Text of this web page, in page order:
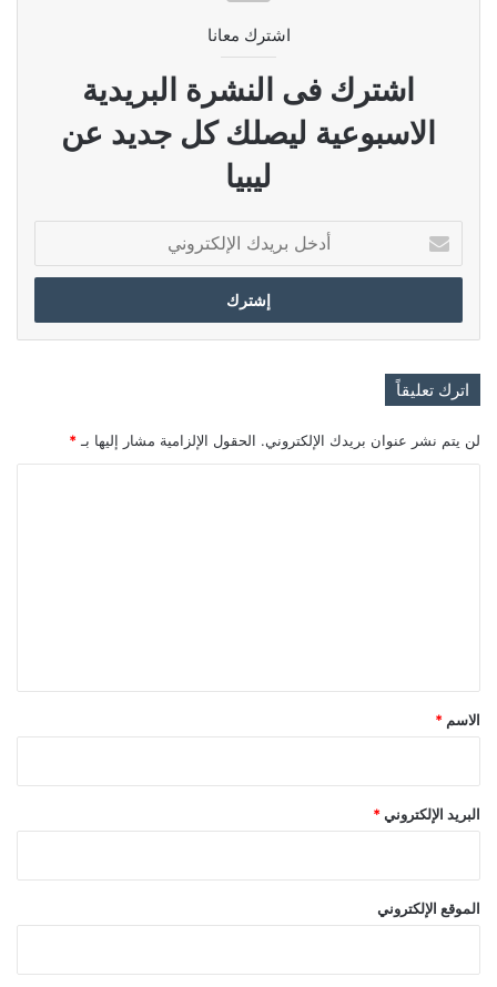
اشترك معانا
اشترك فى النشرة البريدية
الاسبوعية ليصلك كل جديد عن
ليبيا
بريدك
الإلكتروني
اترك تعليقاً
لن يتم نشر عنوان بريدك الإلكتروني. الحقول الإلزامية مشار إليها بـ *
*
الاسم *
البريد الإلكتروني *
الموقع الإلكتروني